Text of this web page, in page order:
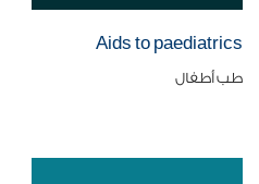
Aids to paediatrics
طب أطفال